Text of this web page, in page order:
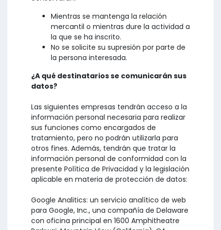
Mientras se mantenga la relación
mercantil o mientras dure la actividad a
la que se ha inscrito.
No se solicite su supresión por parte de
la persona interesada.
¿A qué destinatarios se comunicarán sus
datos?
Las siguientes empresas tendrán acceso a la
información personal necesaria para realizar
sus funciones como encargados de
tratamiento, pero no podrán utilizarla para
otros fines. Además, tendrán que tratar la
información personal de conformidad con la
presente Política de Privacidad y la legislación
aplicable en materia de protección de datos:
Google Analitics: un servicio analítico de web
para Google, Inc., una compañía de Delaware
con oficina principal en 1600 Amphitheatre